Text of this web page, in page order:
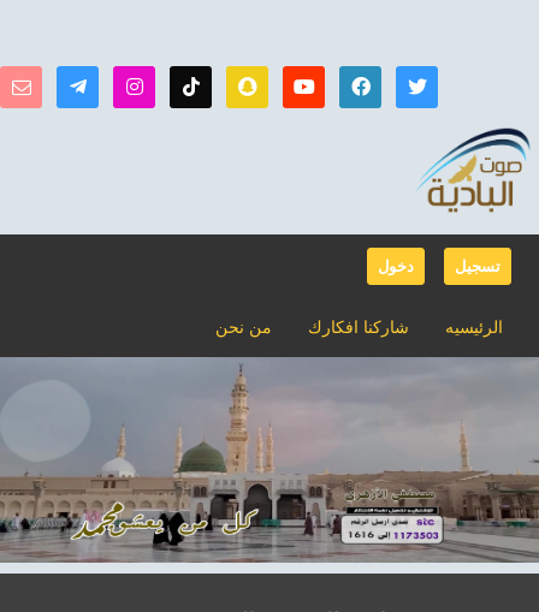
دخول تسجيل
من نحن شاركنا افكارك الرئيسيه